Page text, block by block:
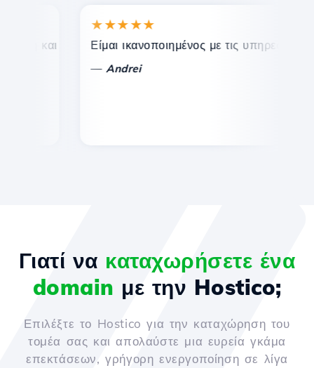
αποτελεσματική τεχνική υποστήριξη.
★★★★★
Είμαι ικανοποιημένος με τις υπηρεσίες
Andrei
Γιατί να καταχωρήσετε ένα
domain με την Hostico;
Επιλέξτε το Hostico για την καταχώρηση του
τομέα σας και απολαύστε μια ευρεία γκάμα
επεκτάσεων, γρήγορη ενεργοποίηση σε λίγα